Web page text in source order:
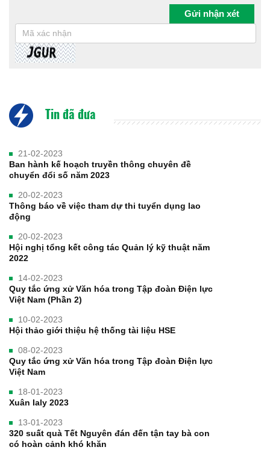
Tin đã đưa
21-02-2023
Ban hành kế hoạch truyền thông chuyên đề
chuyển đổi số năm 2023
20-02-2023
Thông báo về việc tham dự thi tuyển dụng lao
động
20-02-2023
Hội nghị tổng kết công tác Quản lý kỹ thuật năm
2022
14-02-2023
Quy tắc ứng xử Văn hóa trong Tập đoàn Điện lực
Việt Nam (Phần 2)
10-02-2023
Hội thảo giới thiệu hệ thống tài liệu HSE
08-02-2023
Quy tắc ứng xử Văn hóa trong Tập đoàn Điện lực
Việt Nam
18-01-2023
Xuân Ialy 2023
13-01-2023
320 suất quà Tết Nguyên đán đến tận tay bà con
có hoàn cảnh khó khăn